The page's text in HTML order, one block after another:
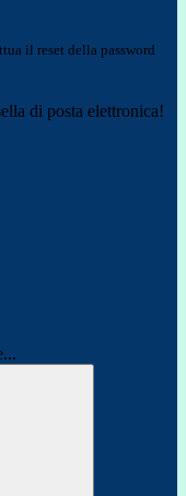
il reset della password
di posta elettronica!